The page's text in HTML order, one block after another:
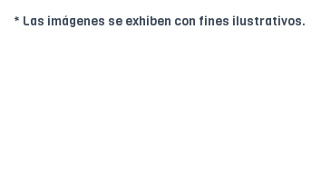
* Las imágenes se exhiben con fines ilustrativos.